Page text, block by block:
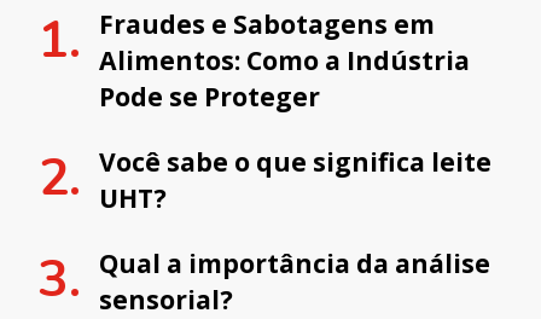
Fraudes e Sabotagens em
Alimentos: Como a Indústria
Pode se Proteger
Você sabe o que significa leite
UHT?
Qual a importância da análise
sensorial?